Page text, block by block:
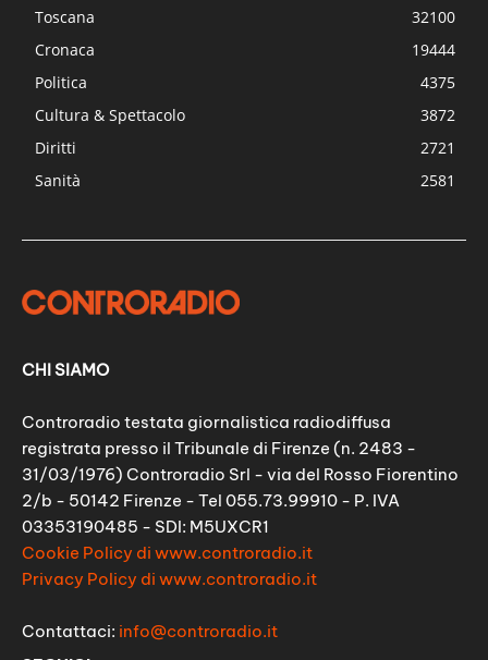
Toscana
32100
Cronaca
19444
Politica
4375
Cultura & Spettacolo
3872
Diritti
2721
Sanità
2581
CHI SIAMO
Controradio testata giornalistica radiodiffusa
registrata presso il Tribunale di Firenze (n. 2483 -
31/03/1976) Controradio Srl - via del Rosso Fiorentino
2/b - 50142 Firenze - Tel 055.73.99910 - P. IVA
03353190485 - SDI: M5UXCR1
Cookie Policy di www.controradio.it
Privacy Policy di www.controradio.it
Contattaci: info@controradio.it